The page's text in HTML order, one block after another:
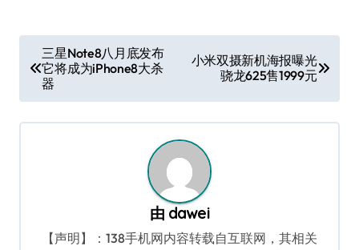
章
导
航
三星Note8八月底发布
它将成为iPhone8大杀
器
小米双摄新机海报曝光
骁龙625售1999元
由 dawei
【声明】：138手机网内容转载自互联网，其相关